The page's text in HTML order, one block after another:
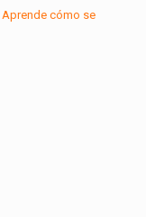
Aprende cómo se